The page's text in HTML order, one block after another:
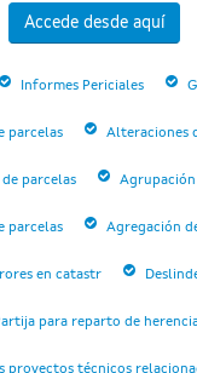
Accede desde aquí
Informes Periciales
parcelas Alteraciones
parcelas
parcelas Agregación
en catastr
para reparto de
proyectos técnicos